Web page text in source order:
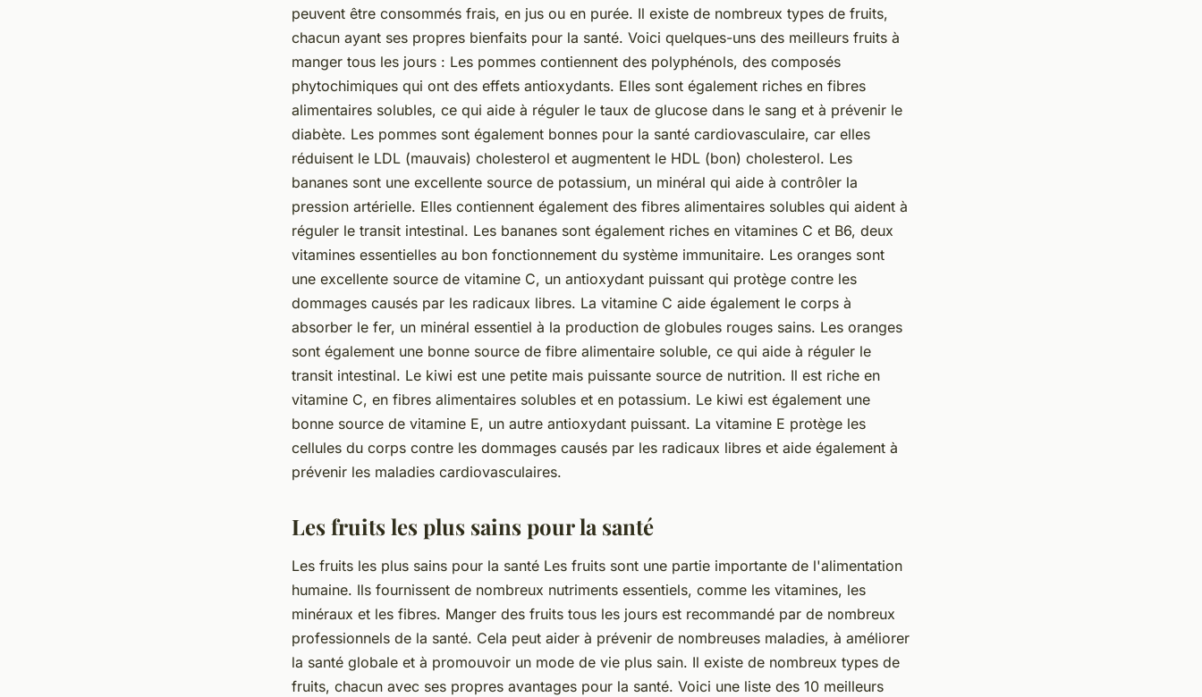
peuvent être consommés frais, en jus ou en purée. Il existe de nombreux types de fruits,
chacun ayant ses propres bienfaits pour la santé. Voici quelques-uns des meilleurs fruits à
manger tous les jours : Les pommes contiennent des polyphénols, des composés
phytochimiques qui ont des effets antioxydants. Elles sont également riches en fibres
alimentaires solubles, ce qui aide à réguler le taux de glucose dans le sang et à prévenir le
diabète. Les pommes sont également bonnes pour la santé cardiovasculaire, car elles
réduisent le LDL (mauvais) cholesterol et augmentent le HDL (bon) cholesterol. Les
bananes sont une excellente source de potassium, un minéral qui aide à contrôler la
pression artérielle. Elles contiennent également des fibres alimentaires solubles qui aident à
réguler le transit intestinal. Les bananes sont également riches en vitamines C et B6, deux
vitamines essentielles au bon fonctionnement du système immunitaire. Les oranges sont
une excellente source de vitamine C, un antioxydant puissant qui protège contre les
dommages causés par les radicaux libres. La vitamine C aide également le corps à
absorber le fer, un minéral essentiel à la production de globules rouges sains. Les oranges
sont également une bonne source de fibre alimentaire soluble, ce qui aide à réguler le
transit intestinal. Le kiwi est une petite mais puissante source de nutrition. Il est riche en
vitamine C, en fibres alimentaires solubles et en potassium. Le kiwi est également une
bonne source de vitamine E, un autre antioxydant puissant. La vitamine E protège les
cellules du corps contre les dommages causés par les radicaux libres et aide également à
prévenir les maladies cardiovasculaires.
Les fruits les plus sains pour la santé
Les fruits les plus sains pour la santé Les fruits sont une partie importante de l'alimentation
humaine. Ils fournissent de nombreux nutriments essentiels, comme les vitamines, les
minéraux et les fibres. Manger des fruits tous les jours est recommandé par de nombreux
professionnels de la santé. Cela peut aider à prévenir de nombreuses maladies, à améliorer
la santé globale et à promouvoir un mode de vie plus sain. Il existe de nombreux types de
fruits, chacun avec ses propres avantages pour la santé. Voici une liste des 10 meilleurs